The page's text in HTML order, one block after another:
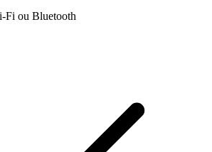
Fi ou Bluetooth